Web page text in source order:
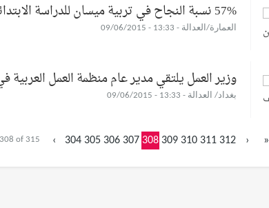
57% نسبة النجاح في تربية ميسان للدراسة الابتدائية في تربية ميسان
العمارة/العدالة - 13:33 - 09/06/2015
وزير العمل يلتقي مدير عام منظمة العمل
بغداد/ العدالة - 13:33 - 09/06/2015
of 315 ‹ 304 305 306 307 308 309 310 311 312 › »